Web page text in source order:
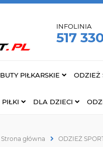
INFOLINIA
517
BUTY PIŁKARSKIE ODZIEŻ
PIŁKI DLA DZIECI
Strona główna ODZIEŻ